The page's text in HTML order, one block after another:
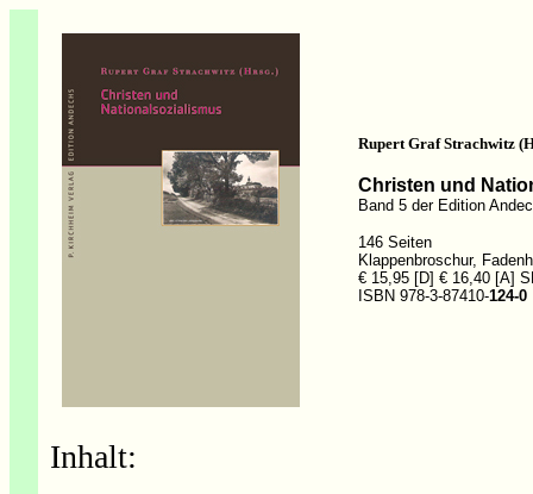
Rupert Graf Strachwitz
Christen und
Band 5 der Edition
146 Seiten
Klappenbroschur,
€ 15,95 [D] € 16,40 [A]
ISBN 978-3-87410-124-0
Inhalt: